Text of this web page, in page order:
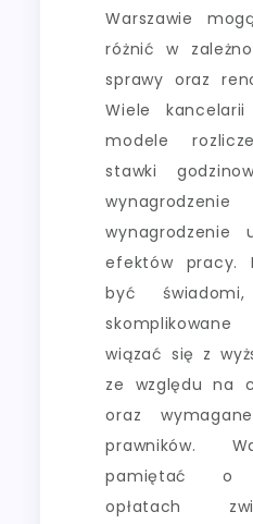
Warszawie
różnić w
sprawy oraz
Wiele
modele
stawki
wynagrodzenie
efektów pracy.
być
wiązać się z
ze względu na
oraz
prawników.
pamiętać o
opłatach